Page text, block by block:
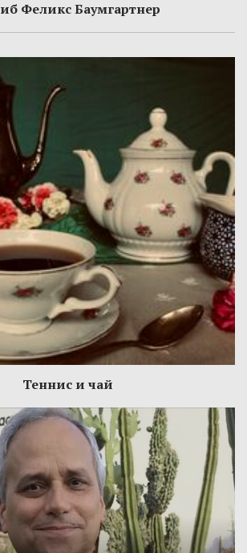
Феликс Баумгартнер
Теннис и чай